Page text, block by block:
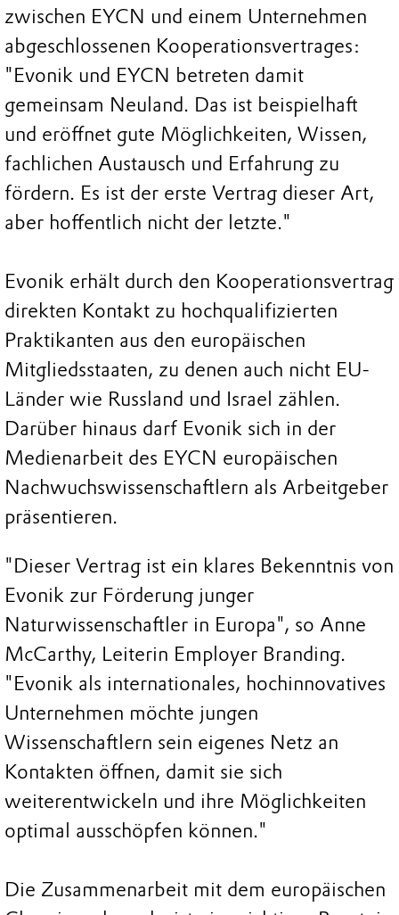
zwischen EYCN und einem Unternehmen
abgeschlossenen Kooperationsvertrages:
"Evonik und EYCN betreten damit
gemeinsam Neuland. Das ist beispielhaft
und eröffnet gute Möglichkeiten, Wissen,
fachlichen Austausch und Erfahrung zu
fördern. Es ist der erste Vertrag dieser Art,
aber hoffentlich nicht der letzte."
Evonik erhält durch den Kooperationsvertrag
direkten Kontakt zu hochqualifizierten
Praktikanten aus den europäischen
Mitgliedsstaaten, zu denen auch nicht EU-
Länder wie Russland und Israel zählen.
Darüber hinaus darf Evonik sich in der
Medienarbeit des EYCN europäischen
Nachwuchswissenschaftlern als Arbeitgeber
präsentieren.
"Dieser Vertrag ist ein klares Bekenntnis von
Evonik zur Förderung junger
Naturwissenschaftler in Europa", so Anne
McCarthy, Leiterin Employer Branding.
"Evonik als internationales, hochinnovatives
Unternehmen möchte jungen
Wissenschaftlern sein eigenes Netz an
Kontakten öffnen, damit sie sich
weiterentwickeln und ihre Möglichkeiten
optimal ausschöpfen können."
Die Zusammenarbeit mit dem europäischen